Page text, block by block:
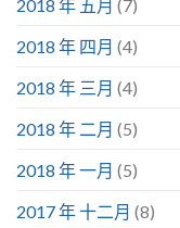
2018 年 五月 (7)
2018 年 四月 (4)
2018 年 三月 (4)
2018 年 二月 (5)
2018 年 一月 (5)
2017 年 十二月 (8)